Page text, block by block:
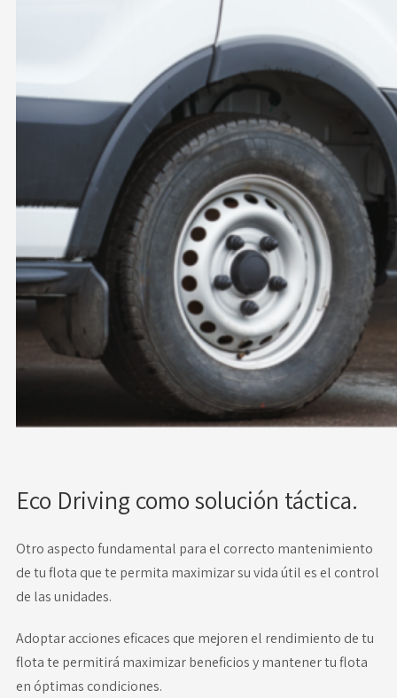
Eco Driving como solución táctica.
Otro aspecto fundamental para el correcto mantenimiento
de tu flota que te permita maximizar su vida útil es el control
de las unidades.
Adoptar acciones eficaces que mejoren el rendimiento de tu
flota te permitirá maximizar beneficios y mantener tu flota
en óptimas condiciones.